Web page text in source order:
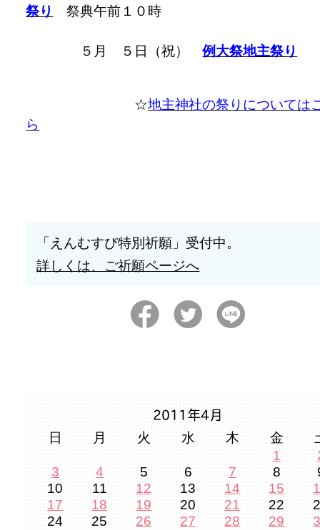
祭り 祭典午前１０時
５月 ５日（祝）例大祭地主祭り
☆地主神社の祭りについては
ら
「えんむすび特別祈願」受付中。
詳しくは、ご祈願ページへ
2011年4月
日 月 火 水 木 金
1
3
4 5 6 7 8
10
11 12 13 14 15
17
18 19 20 21 22
24
25 26 27 28 29